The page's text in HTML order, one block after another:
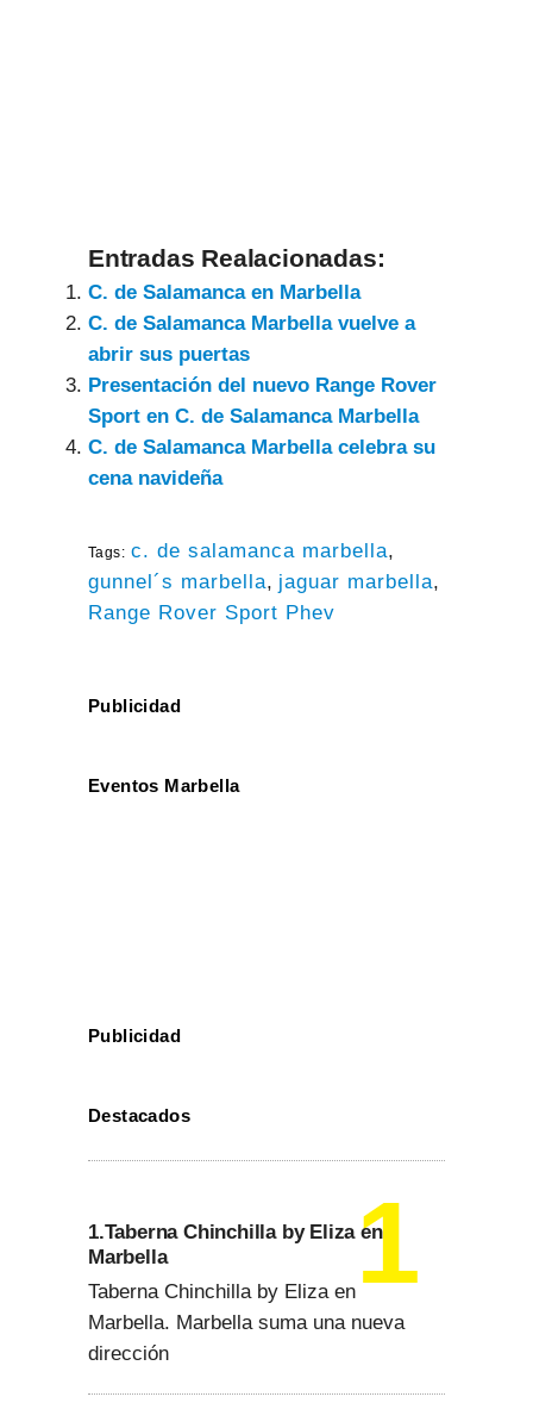
Entradas Realacionadas:
C. de Salamanca en Marbella
C. de Salamanca Marbella vuelve a
abrir sus puertas
Presentación del nuevo Range Rover
Sport en C. de Salamanca Marbella
C. de Salamanca Marbella celebra su
cena navideña
Tags: c. de salamanca marbella,
gunnel´s marbella, jaguar marbella,
Range Rover Sport Phev
Publicidad
Eventos Marbella
Publicidad
Destacados
1.Taberna Chinchilla by Eliza en
Marbella
Taberna Chinchilla by Eliza en
Marbella. Marbella suma una nueva
dirección